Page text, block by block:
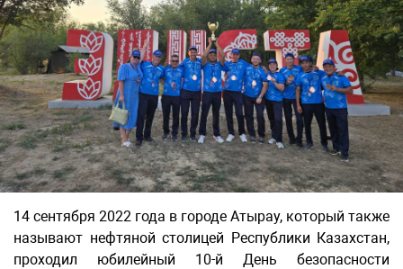
14 сентября 2022 года в городе Атырау, который также
называют нефтяной столицей Республики Казахстан,
проходил юбилейный 10-й День безопасности